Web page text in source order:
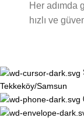
Her adımda
hızlı ve
Tekkeköy/Samsun